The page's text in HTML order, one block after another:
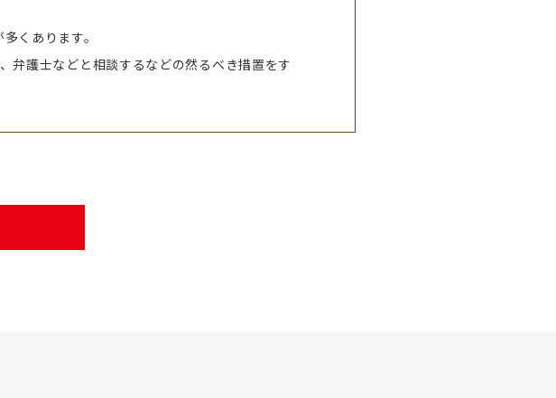
くあります。
弁護士などと相談するなどの然るべき措置をす